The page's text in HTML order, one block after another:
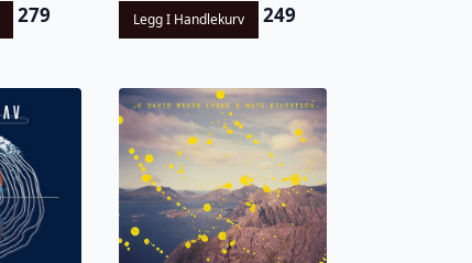
279 Legg I Handlekurv 249